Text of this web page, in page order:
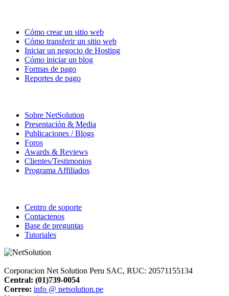
Cómo crear un sitio web
Cómo transferir un sitio web
Iniciar un negocio de Hosting
Cómo iniciar un blog
Formas de pago
Reportes de pago
Sobre NetSolution
Presentación & Media
Publicaciones / Blogs
Foros
Awards & Reviews
Clientes/Testimonios
Programa Affiliados
Centro de soporte
Contactenos
Base de preguntas
Tutoriales
Corporacion Net Solution Peru SAC, RUC: 20571155134
Central: (01)739-0054
Correo: info @ netsolution.pe